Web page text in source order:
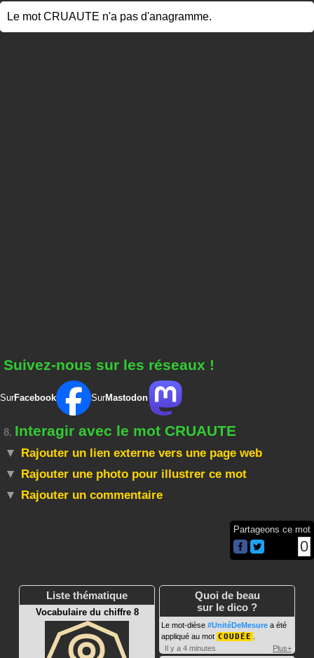
Le mot CRUAUTE n'a pas d'anagramme.
Suivez-nous sur les réseaux !
SurFacebook SurMastodon
8. Interagir avec le mot CRUAUTE
Rajouter un lien externe vers une page web
Rajouter une photo pour illustrer ce mot
Rajouter un commentaire
Partageons ce mot
0
Liste thématique
Vocabulaire du chiffre 8
Quoi de beau
sur le dico ?
Le mot-dièse #UnitéDeMesure a été
appliqué au mot COUDÉE
Il y a 4 minutes
Plus+